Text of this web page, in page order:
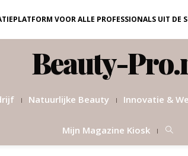
VOOR ALLE PROFESSIONALS UIT DE
Beauty-
Natuurlijke Beauty Innovatie &
Mijn Magazine Kiosk